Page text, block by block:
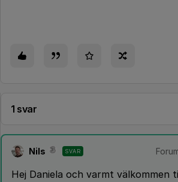
1 svar
Nils SVAR
Hej Daniela och varmt välkommen